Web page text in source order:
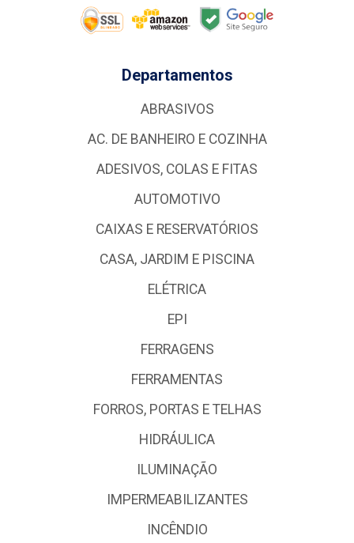
Departamentos
ABRASIVOS
AC. DE BANHEIRO E COZINHA
ADESIVOS, COLAS E FITAS
AUTOMOTIVO
CAIXAS E RESERVATÓRIOS
CASA, JARDIM E PISCINA
ELÉTRICA
EPI
FERRAGENS
FERRAMENTAS
FORROS, PORTAS E TELHAS
HIDRÁULICA
ILUMINAÇÃO
IMPERMEABILIZANTES
INCÊNDIO